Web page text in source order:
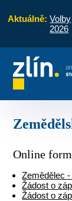
Aktuálně: Volby
2026
vyřídit
Online
Zemědělec
Žádost o
Žádost o